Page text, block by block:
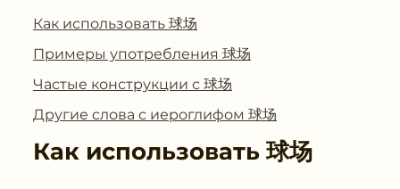
Как использовать 球场
Примеры употребления 球场
Частые конструкции с 球场
Другие слова с иероглифом 球场
Как использовать球场